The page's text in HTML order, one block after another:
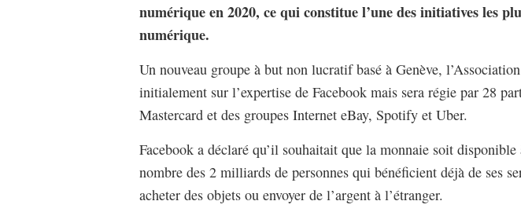
numérique en 2020, ce qui constitue l’une des initiatives les
numérique.
Un nouveau groupe à but non lucratif basé à Genève,
initialement sur l’expertise de Facebook mais sera régie par 28
Mastercard et des groupes Internet eBay, Spotify et Uber.
Facebook a déclaré qu’il souhaitait que la monnaie soit
nombre des 2 milliards de personnes qui bénéficient déjà de ses
acheter des objets ou envoyer de l’argent à l’étranger.